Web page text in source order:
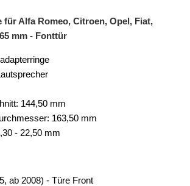
für Alfa Romeo, Citroen, Opel, Fiat,
mm - Fonttür
144,50 mm
163,50 mm
- 22,50 mm
ab 2008) - Türe Front